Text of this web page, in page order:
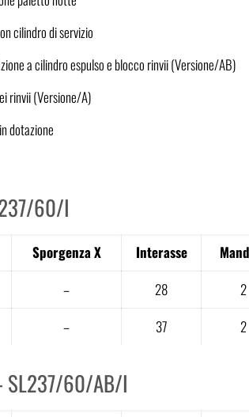
cilindro di servizio
a cilindro espulso e blocco rinvii (Versione/AB)
rinvii (Versione/A)
dotazione
60/I
Sporgenza X Interasse
– 28 2
– 37 2
60/AB/I